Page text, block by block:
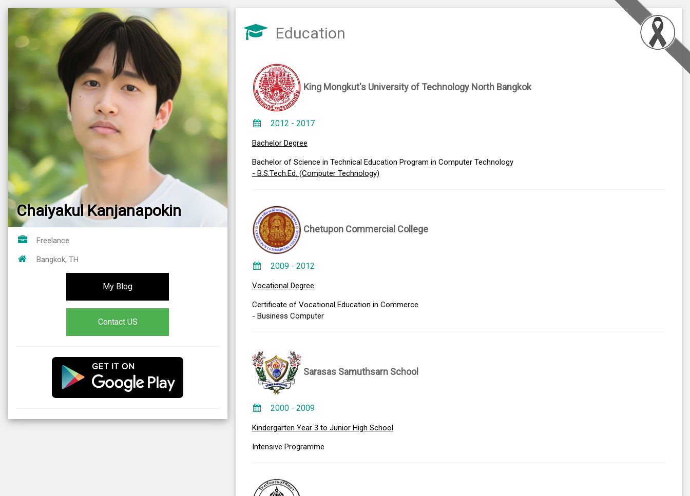
Chaiyakul Kanjanapokin
Freelance
Bangkok, TH
My Blog
Contact US
Education
King Mongkut's University of Technology North Bangkok
2012 - 2017
Bachelor Degree
Bachelor of Science in Technical Education Program in Computer Technology
- B.S.Tech.Ed. (Computer Technology)
Chetupon Commercial College
2009 - 2012
Vocational Degree
Certificate of Vocational Education in Commerce
- Business Computer
Sarasas Samuthsarn School
2000 - 2009
Kindergarten Year 3 to Junior High School
Intensive Programme